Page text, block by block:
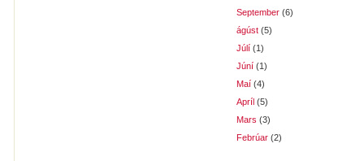
September (6)
ágúst (5)
Júlí (1)
Júní (1)
Maí (4)
Apríl (5)
Mars (3)
Febrúar (2)